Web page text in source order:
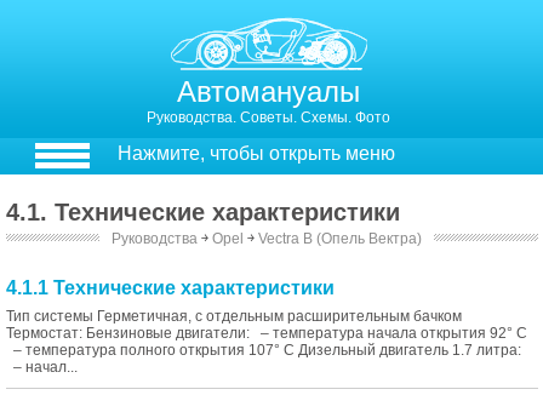
Автомануалы
Руководства. Советы. Схемы. Фото
Нажмите, чтобы открыть меню
4.1. Технические характеристики
Руководства ￫ Opel ￫ Vectra B (Опель Вектра)
4.1.1 Технические характеристики
Тип системы Герметичная, с отдельным расширительным бачком
Термостат: Бензиновые двигатели: – температура начала открытия 92° С
– температура полного открытия 107° С Дизельный двигатель 1.7 литра:
– начал...